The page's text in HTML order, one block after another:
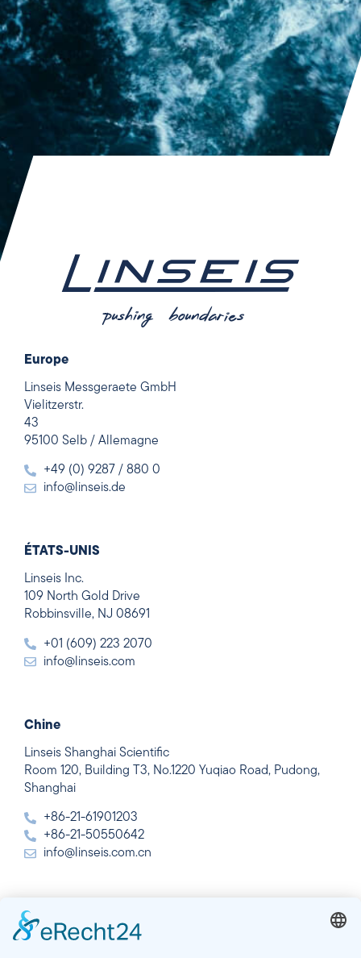
Europe
Linseis Messgeraete GmbH
Vielitzerstr.
43
95100 Selb / Allemagne
+49 (0) 9287 / 880 0
info@linseis.de
ÉTATS-UNIS
Linseis Inc.
109 North Gold Drive
Robbinsville, NJ 08691
+01 (609) 223 2070
info@linseis.com
Chine
Linseis Shanghai Scientific
Room 120, Building T3, No.1220 Yuqiao Road, Pudong,
Shanghai
+86-21-61901203
+86-21-50550642
info@linseis.com.cn
Inde
Linseis Thermal Analysis India Pvt Ltd.